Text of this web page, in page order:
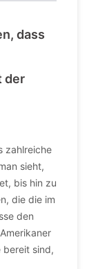
dass
der
zahlreiche
sieht,
bis hin zu
die die im
den
bereit sind,